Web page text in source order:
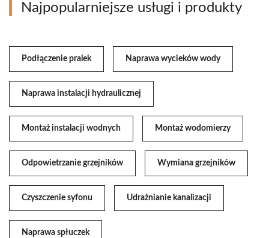
Najpopularniejsze usługi i produkty
Podłączenie pralek Naprawa wycieków wody
Naprawa instalacji hydraulicznej
Montaż instalacji wodnych Montaż wodomierzy
Odpowietrzanie grzejników Wymiana grzejników
Czyszczenie syfonu Udrażnianie kanalizacji
Naprawa spłuczek